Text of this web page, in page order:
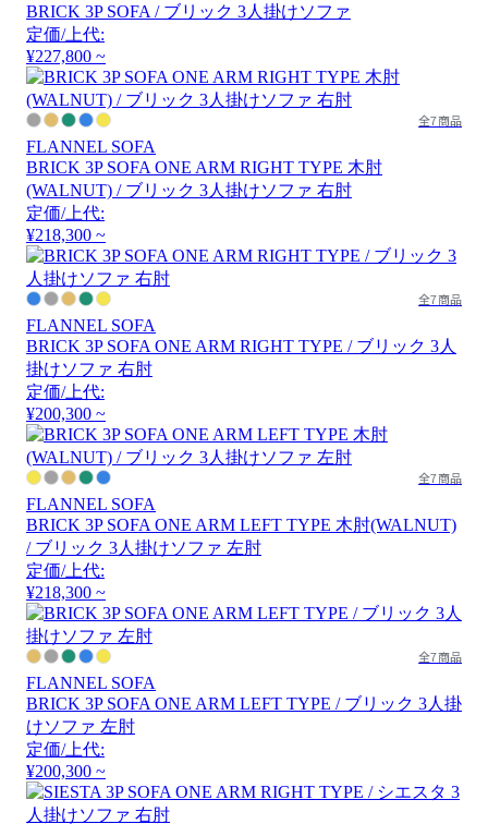
BRICK 3P SOFA / ブリック 3人掛けソファ
定価/上代:
¥227,800 ~
全7商品
FLANNEL SOFA
BRICK 3P SOFA ONE ARM RIGHT TYPE 木肘
(WALNUT) / ブリック 3人掛けソファ 右肘
定価/上代:
¥218,300 ~
全7商品
FLANNEL SOFA
BRICK 3P SOFA ONE ARM RIGHT TYPE / ブリック 3人
掛けソファ 右肘
定価/上代:
¥200,300 ~
全7商品
FLANNEL SOFA
BRICK 3P SOFA ONE ARM LEFT TYPE 木肘(WALNUT)
/ ブリック 3人掛けソファ 左肘
定価/上代:
¥218,300 ~
全7商品
FLANNEL SOFA
BRICK 3P SOFA ONE ARM LEFT TYPE / ブリック 3人掛
けソファ 左肘
定価/上代:
¥200,300 ~